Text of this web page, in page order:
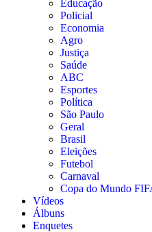
Educação
Policial
Economia
Agro
Justiça
Saúde
ABC
Esportes
Política
São Paulo
Geral
Brasil
Eleições
Futebol
Carnaval
Copa do Mundo
Vídeos
Álbuns
Enquetes